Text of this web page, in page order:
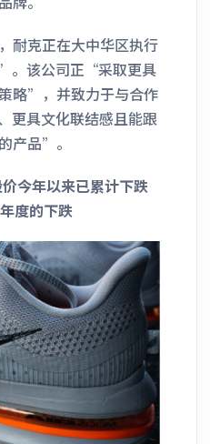
耐克正在大中华区执行
。该公司正“采取更具
略”，并致力于与合作
更具文化联结感且能跟
产品”。
今年以来已累计下跌
度的下跌